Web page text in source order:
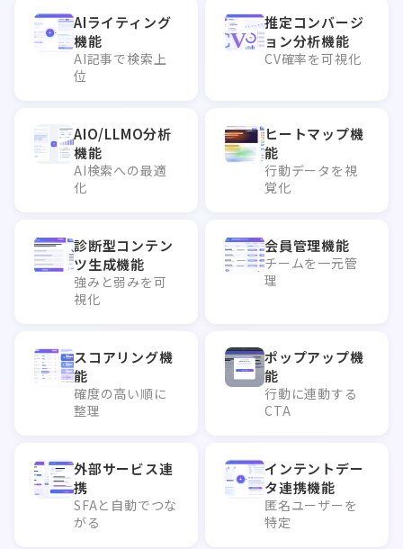
AIライティング
機能
AI記事で検索上
位
推定コンバージ
ョン分析機能
CV確率を可視化
AIO/LLMO分析
機能
AI検索への最適
化
ヒートマップ機
能
行動データを視
覚化
診断型コンテン
ツ生成機能
強みと弱みを可
視化
会員管理機能
チームを一元管
理
スコアリング機
能
確度の高い順に
整理
ポップアップ機
能
行動に連動する
CTA
外部サービス連
携
SFAと自動でつな
がる
インテントデー
タ連携機能
匿名ユーザーを
特定